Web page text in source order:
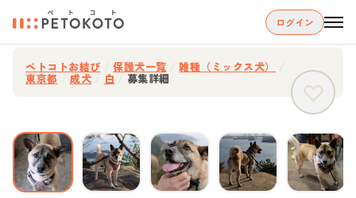
ログイン
ペトコトお結び 保護犬一覧 雑種（ミックス犬）
東京都 成犬 白 募集詳細